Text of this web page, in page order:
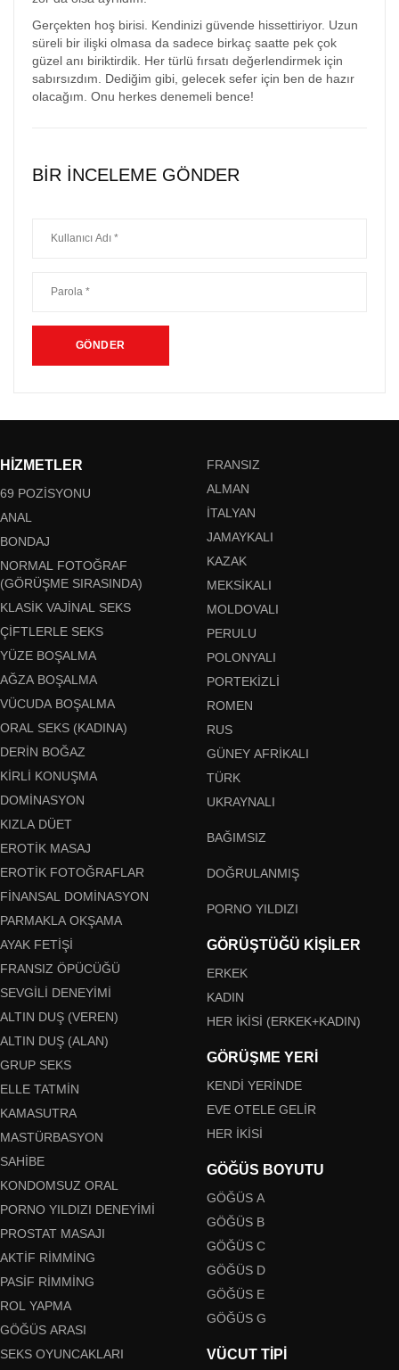
Gerçekten hoş birisi. Kendinizi güvende hissettiriyor. Uzun
süreli bir ilişki olmasa da sadece birkaç saatte pek çok
güzel anı biriktirdik. Her türlü fırsatı değerlendirmek için
sabırsızdım. Dediğim gibi, gelecek sefer için ben de hazır
olacağım. Onu herkes denemeli bence!
BIR INCELEME GÖNDER
HIZMETLER
69 POZISYONU
ANAL
BONDAJ
NORMAL FOTOĞRAF
(GÖRÜŞME SIRASINDA)
KLASIK VAJINAL SEKS
ÇIFTLERLE SEKS
YÜZE BOŞALMA
AĞZA BOŞALMA
VÜCUDA BOŞALMA
ORAL SEKS (KADINA)
DERIN BOĞAZ
KIRLI KONUŞMA
DOMINASYON
KIZLA DÜET
EROTIK MASAJ
EROTIK FOTOĞRAFLAR
FINANSAL DOMINASYON
PARMAKLA OKŞAMA
AYAK FETIŞI
FRANSIZ ÖPÜCÜĞÜ
SEVGILI DENEYIMI
ALTIN DUŞ (VEREN)
ALTIN DUŞ (ALAN)
GRUP SEKS
ELLE TATMIN
KAMASUTRA
MASTÜRBASYON
SAHIBE
KONDOMSUZ ORAL
PORNO YILDIZI DENEYIMI
PROSTAT MASAJI
AKTIF RIMMING
PASIF RIMMING
ROL YAPMA
GÖĞÜS ARASI
SEKS OYUNCAKLARI
FRANSIZ
ALMAN
İTALYAN
JAMAYKALI
KAZAK
MEKSIKALI
MOLDOVALI
PERULU
POLONYALI
PORTEKIZLI
ROMEN
RUS
GÜNEY AFRIKALI
TÜRK
UKRAYNALI
BAĞIMSIZ
DOĞRULANMIŞ
PORNO YILDIZI
GÖRÜŞTÜĞÜ KIŞILER
ERKEK
KADIN
HER IKISI (ERKEK+KADIN)
GÖRÜŞME YERI
KENDI YERINDE
EVE OTELE GELIR
HER IKISI
GÖĞÜS BOYUTU
GÖĞÜS A
GÖĞÜS B
GÖĞÜS C
GÖĞÜS D
GÖĞÜS E
GÖĞÜS G
VÜCUT TIPI